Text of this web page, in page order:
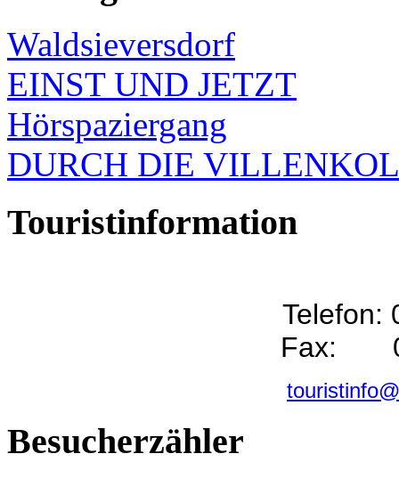
Waldsieversdorf
EINST UND JETZT
Hörspaziergang
DURCH DIE
Touristinformation
Telefon:
Fax:
Besucherzähler